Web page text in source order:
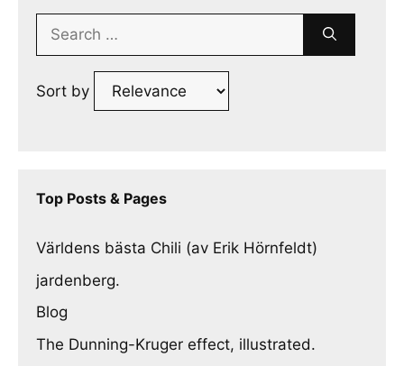
Search
Sort by
Top Posts & Pages
Världens bästa Chili (av Erik Hörnfeldt)
jardenberg.
Blog
The Dunning-Kruger effect, illustrated.